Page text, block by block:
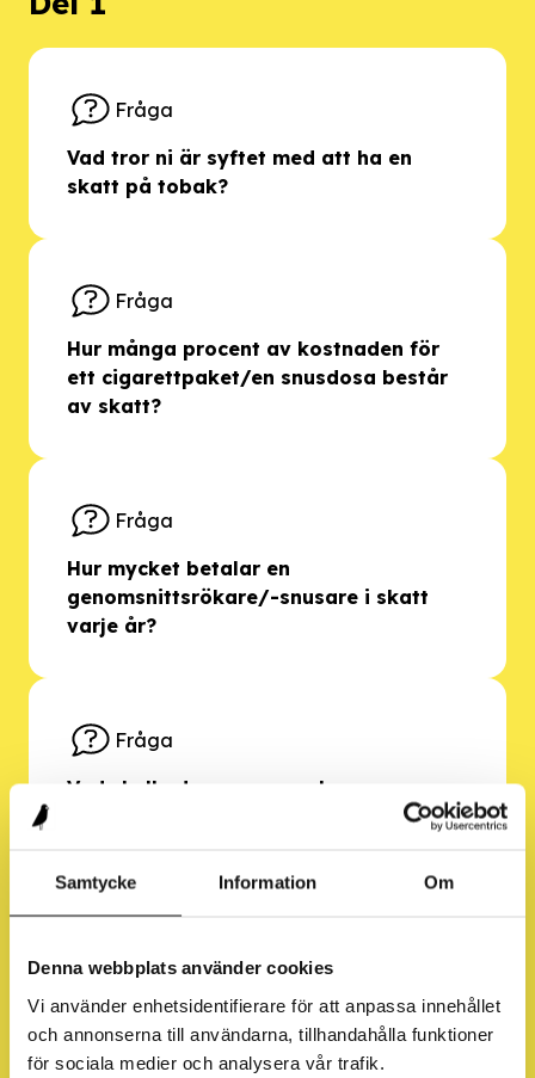
Samtycke Information Om
Denna webbplats använder cookies
Vi använder enhetsidentifierare för att anpassa innehållet
och annonserna till användarna, tillhandahålla funktioner
för sociala medier och analysera vår trafik.
Fråga
Vad tror ni är syftet med att ha en
skatt på tobak?
Fråga
Hur många procent av kostnaden för
ett cigarettpaket/en snusdosa består
av skatt?
Fråga
Hur mycket betalar en
genomsnittsrökare/-snusare i skatt
varje år?
Fråga
Vad skulle dessa pengar kunna
användas till? För en individ och för
Del 2